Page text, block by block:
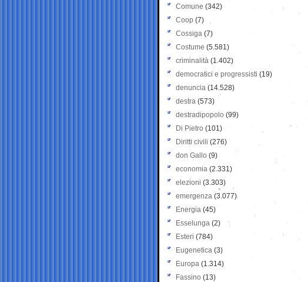
Comune (342)
Coop (7)
Cossiga (7)
Costume (5.581)
criminalità (1.402)
democratici e progressisti (19)
denuncia (14.528)
destra (573)
destradipopolo (99)
Di Pietro (101)
Diritti civili (276)
don Gallo (9)
economia (2.331)
elezioni (3.303)
emergenza (3.077)
Energia (45)
Esselunga (2)
Esteri (784)
Eugenetica (3)
Europa (1.314)
Fassino (13)